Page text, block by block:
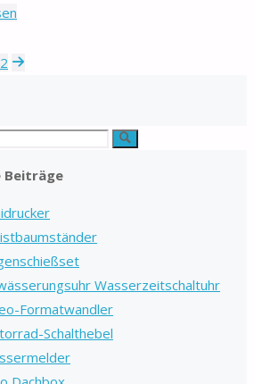
Suche
Beiträge
Wasserzeitschaltuhr
Formatwandler
Schalthebel